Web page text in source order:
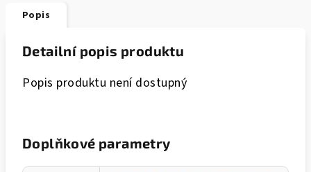
Popis
Detailní popis produktu
Popis produktu není dostupný
Doplňkové parametry